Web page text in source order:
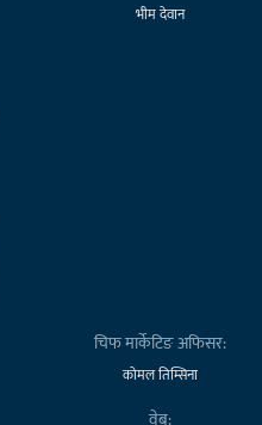
भीम देवान
चिफ मार्केटिङ अफिसर:
कोमल तिम्सिना